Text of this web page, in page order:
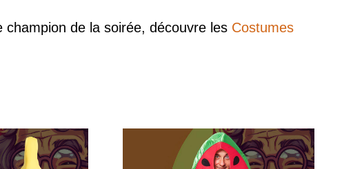
de la soirée, découvre les Costumes